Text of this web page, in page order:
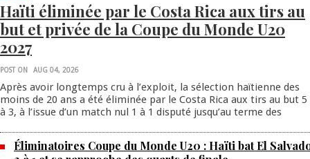
Haïti éliminée par le Costa Rica aux tirs au
but et privée de la Coupe du Monde U20
2027
POST ON AUG 04, 2026
Après avoir longtemps cru à l’exploit, la sélection haïtienne des
moins de 20 ans a été éliminée par le Costa Rica aux tirs au but 5
à 3, à l’issue d’un match nul 1 à 1 disputé jusqu’au terme des
Éliminatoires Coupe du Monde U20 : Haïti bat El